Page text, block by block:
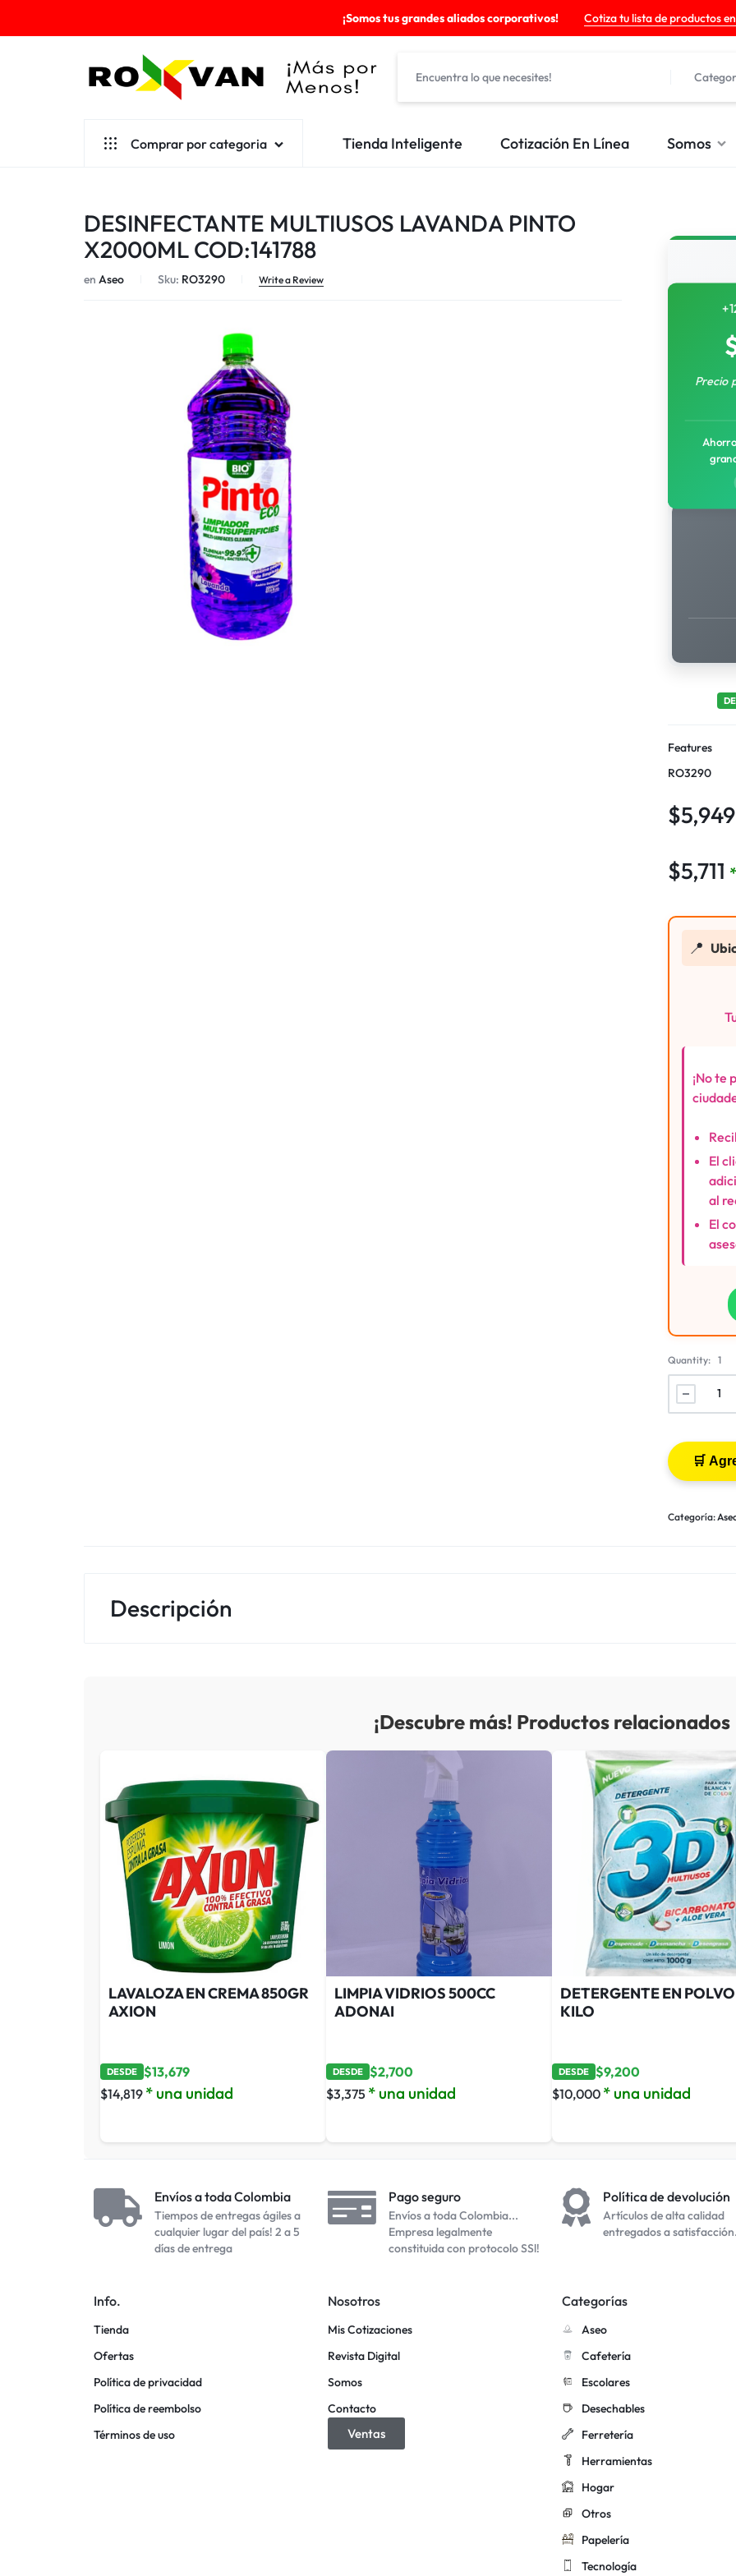
¡Somos tus grandes aliados corporativos! Cotiza tu lista de productos
¡MÁS
MENOS!
Comprar por categoria
Cafetería
Escolares
Desechables
Todas las categorías
Tienda Inteligente Cotización En Línea Somos
DESINFECTANTE MULTIUSOS LAVANDA PINTO
X2000ML COD:141788
en Aseo Sku: RO3290 Write a Review
Precio
Features
RO3290
$5,949
$5,711
📍
¡No te
El
al
El
Quantity: 1
Categoría:
Descripción
¡Descubre más! Productos relacionados
LAVALOZA EN CREMA 850GR
AXION
DESDE $13,679
$14,819 * una unidad
LIMPIA VIDRIOS 500CC
ADONAI
DESDE $2,700
$3,375 * una unidad
DETERGENTE EN POLVO
KILO
DESDE $9,200
$10,000 * una unidad
Envíos a toda Colombia
Tiempos de entregas ágiles a
cualquier lugar del país! 2 a 5
días de entrega
Pago seguro
Envíos a toda Colombia...
Empresa legalmente
constituida con protocolo SSl!
Política de devolución
Artículos de alta calidad
entregados a
Info.
Tienda
Ofertas
Política de privacidad
Política de reembolso
Términos de uso
Nosotros
Mis Cotizaciones
Revista Digital
Somos
Contacto
Ventas
Categorías
Aseo
Cafetería
Escolares
Desechables
Ferretería
Herramientas
Hogar
Otros
Papelería
Tecnología